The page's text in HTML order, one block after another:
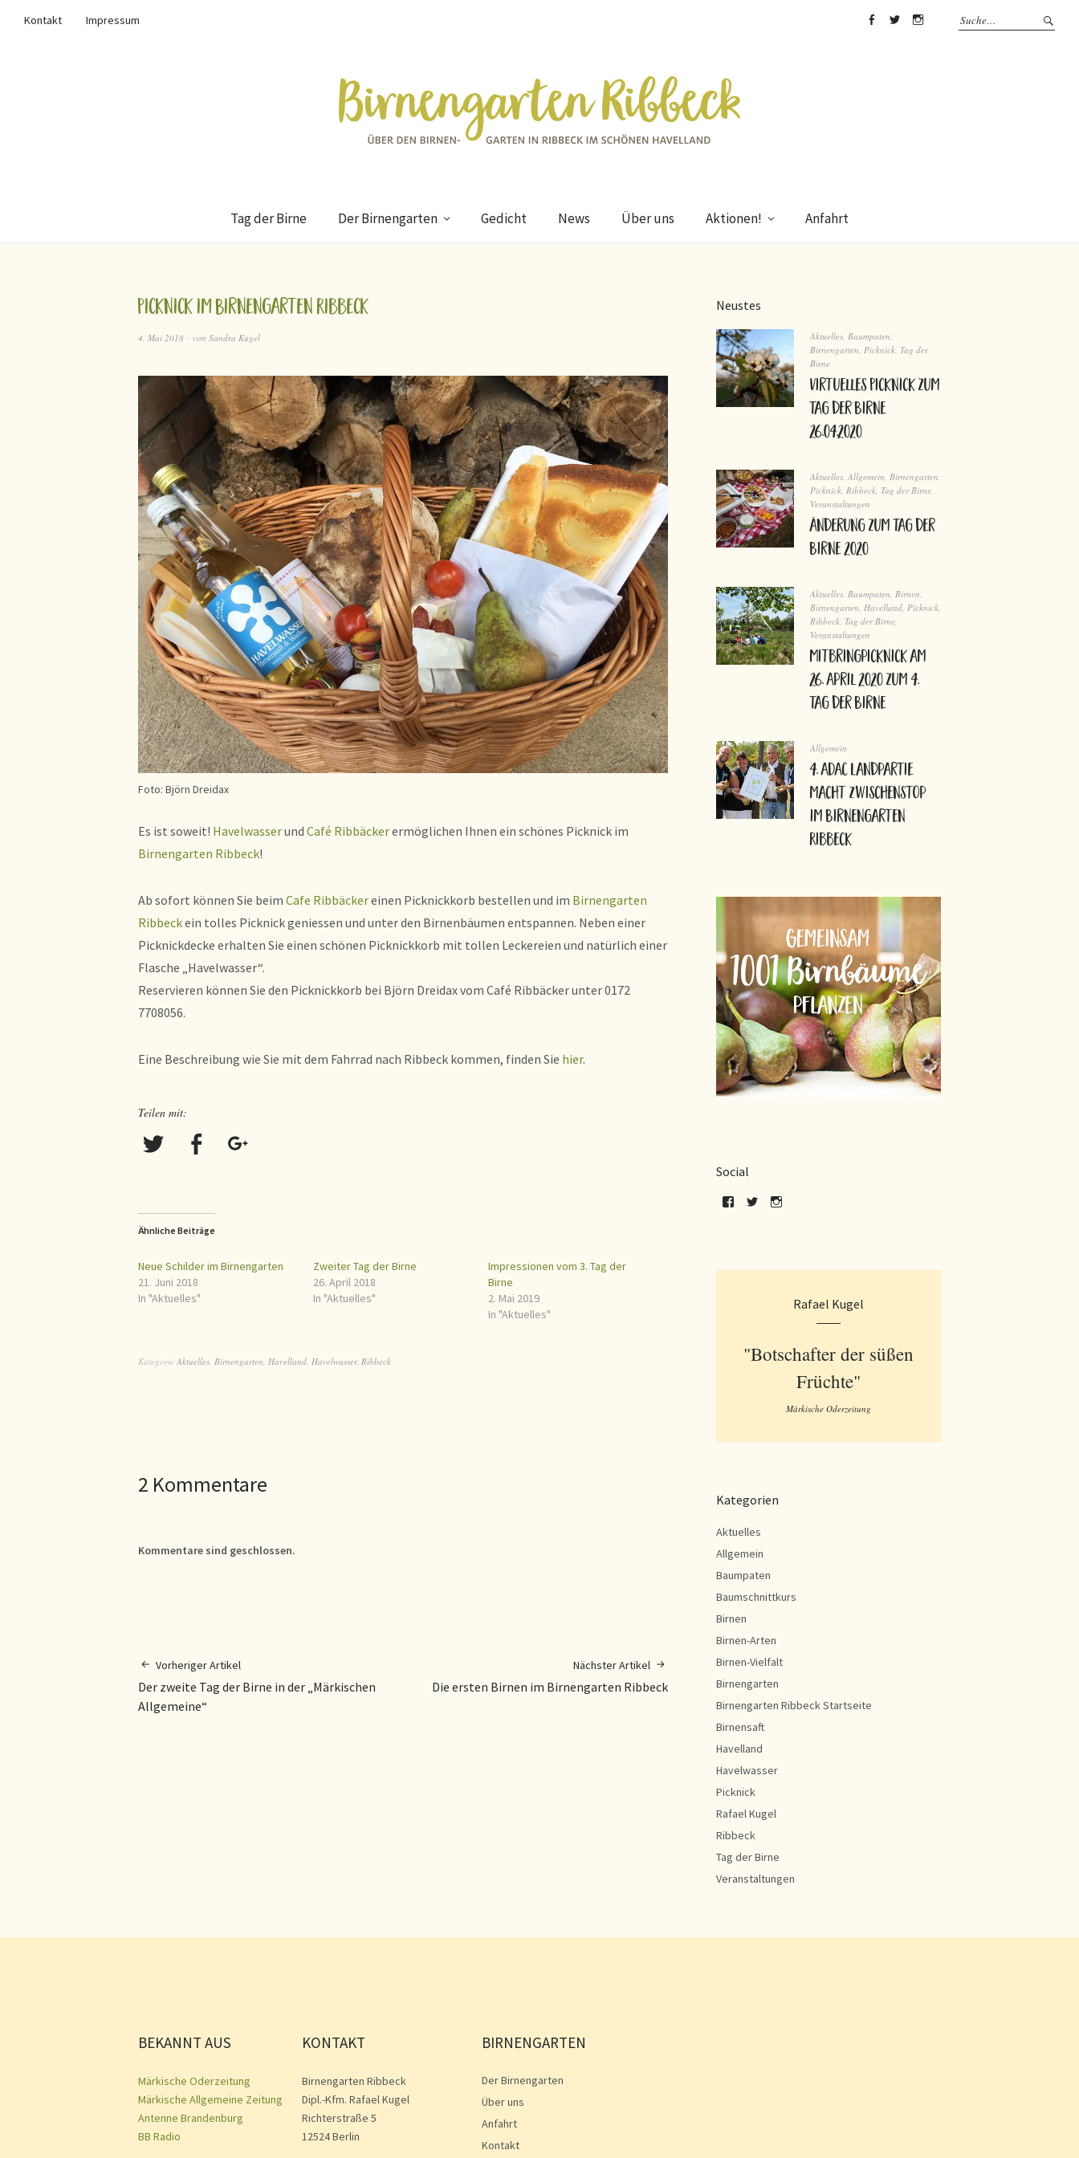
Kontakt
Impressum
Tag der Birne Der Birnengarten Gedicht News Über uns Aktionen! Anfahrt
Picknick im Birnengarten Ribbeck
4. Mai 2018 von Sandra Kugel
Foto: Björn Dreidax
Es ist soweit! Havelwasserund Café Ribbäckerermöglichen Ihnen ein schönes Picknick im
Birnengarten Ribbeck!
Ab sofort können Sie beim Cafe Ribbäckereinen Picknickkorb bestellen und im Birnengarten
Ribbeckein tolles Picknick geniessen und unter den Birnenbäumen entspannen. Neben einer
Picknickdecke erhalten Sie einen schönen Picknickkorb mit tollen Leckereien und natürlich einer
Flasche „Havelwasser“.
Reservieren können Sie den Picknickkorb bei Björn Dreidax vom Café Ribbäcker unter 0172
7708056.
Eine Beschreibung wie Sie mit dem Fahrrad nach Ribbeck kommen, finden Sie hier.
Teilen mit:
Ähnliche Beiträge
Neue Schilder im Birnengarten
21. Juni 2018
In "Aktuelles"
Zweiter Tag der Birne
26. April 2018
In "Aktuelles"
Impressionen vom 3. Tag der
Birne
2. Mai 2019
In "Aktuelles"
Kategorie Aktuelles, Birnengarten, Havelland, Havelwasser, Ribbeck
2 Kommentare
Kommentare sind geschlossen.
Vorheriger Artikel
Der zweite Tag der Birne in der „Märkischen
Allgemeine“
Nächster Artikel
Die ersten Birnen im Birnengarten Ribbeck
Neustes
Aktuelles, Baumpaten,
Birnengarten, Picknick, Tag der
Birne
virtuelles Picknick zum
Tag der Birne
26.04.2020
Aktuelles, Allgemein, Birnengarten,
Picknick, Ribbeck, Tag der Birne,
Veranstaltungen
Änderung zum Tag der
Birne 2020
Aktuelles, Baumpaten, Birnen,
Birnengarten, Havelland, Picknick,
Ribbeck, Tag der Birne,
Veranstaltungen
Mitbringpicknick am
26. April 2020 zum 4.
Tag der Birne
Allgemein
4. ADAC Landpartie
macht Zwischenstop
im Birnengarten
Ribbeck
Social
Rafael Kugel
"Botschafter der süßen
Früchte"
Märkische Oderzeitung
Kategorien
Aktuelles
Allgemein
Baumpaten
Baumschnittkurs
Birnen
Birnen-Arten
Birnen-Vielfalt
Birnengarten
Birnengarten Ribbeck Startseite
Birnensaft
Havelland
Havelwasser
Picknick
Rafael Kugel
Ribbeck
Tag der Birne
Veranstaltungen
BEKANNT AUS
Märkische Oderzeitung
Märkische Allgemeine Zeitung
Antenne Brandenburg
BB Radio
KONTAKT
Birnengarten Ribbeck
Dipl.-Kfm. Rafael Kugel
Richterstraße 5
12524 Berlin
BIRNENGARTEN
Der Birnengarten
Über uns
Anfahrt
Kontakt